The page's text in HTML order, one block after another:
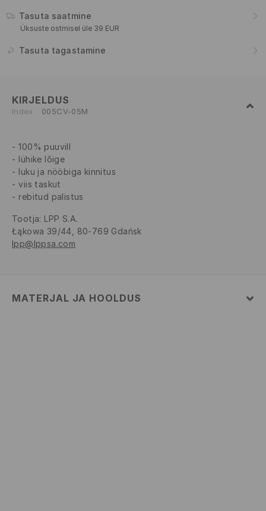
Tasuta saatmine
Üksuste ostmisel üle 39 EUR
Tasuta tagastamine
KIRJELDUS
Index 005CV-05M
100% puuvill
lühike lõige
luku ja nööbiga kinnitus
viis taskut
rebitud palistus
Tootja: LPP S.A.
Łąkowa 39/44, 80-769 Gdańsk
lpp@lppsa.com
MATERJAL JA HOOLDUS